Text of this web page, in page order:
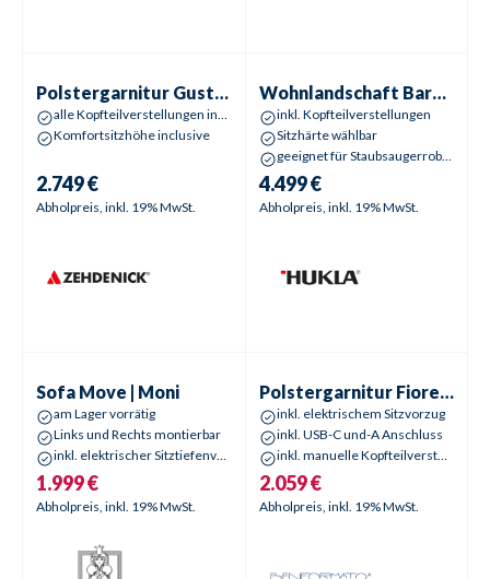
Polstergarnitur Gustav | Gustl
alle Kopfteilverstellungen inklusive
Komfortsitzhöhe inclusive
2.749 €
Abholpreis, inkl. 19% MwSt.
Wohnlandschaft Barney | Baila
inkl. Kopfteilverstellungen
Sitzhärte wählbar
geeignet für Staubsaugerroboter
4.499 €
Abholpreis, inkl. 19% MwSt.
Aktionspreis
Sofa Move | Moni
am Lager vorrätig
Links und Rechts montierbar
inkl. elektrischer Sitztiefenverstellung
1.999 €
Abholpreis, inkl. 19% MwSt.
Aktionspreis
Polstergarnitur Fiore | Fiona
inkl. elektrischem Sitzvorzug
inkl. USB-C und-A Anschluss
inkl. manuelle Kopfteilverstellungen
2.059 €
Abholpreis, inkl. 19% MwSt.